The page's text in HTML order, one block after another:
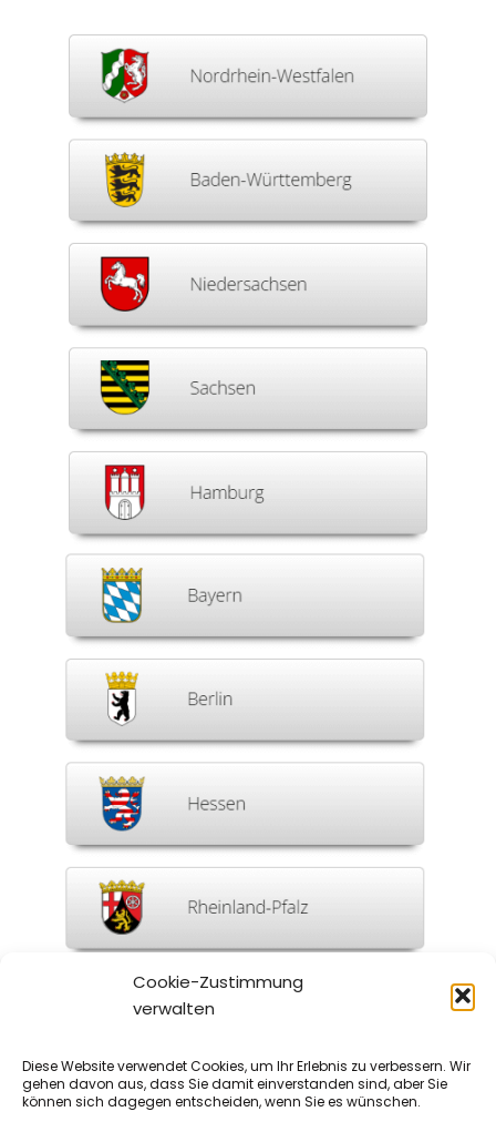
Cookie-Zustimmung
verwalten
Diese Website verwendet Cookies, um Ihr Erlebnis zu verbessern. Wir
gehen davon aus, dass Sie damit einverstanden sind, aber Sie
können sich dagegen entscheiden, wenn Sie es wünschen.
Ich lebe in einem anderen Bundesland